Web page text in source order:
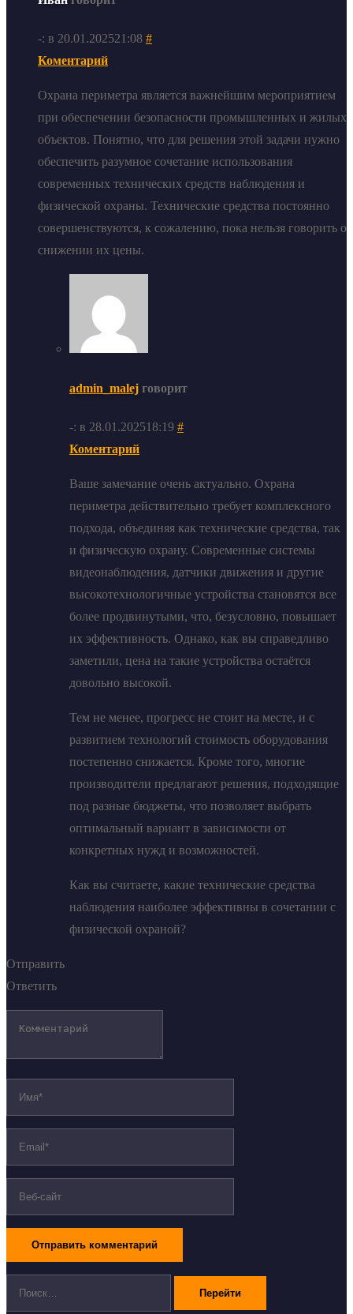
-: в 20.01.202521:08 #
Коментарий
Охрана периметра является важнейшим мероприятием
при обеспечении безопасности промышленных и жилых
объектов. Понятно, что для решения этой задачи нужно
обеспечить разумное сочетание использования
современных технических средств наблюдения и
физической охраны. Технические средства постоянно
совершенствуются, к сожалению, пока нельзя говорить о
снижении их цены.
admin_malej говорит
-: в 28.01.202518:19 #
Коментарий
Ваше замечание очень актуально. Охрана
периметра действительно требует комплексного
подхода, объединяя как технические средства, так
и физическую охрану. Современные системы
видеонаблюдения, датчики движения и другие
высокотехнологичные устройства становятся все
более продвинутыми, что, безусловно, повышает
их эффективность. Однако, как вы справедливо
заметили, цена на такие устройства остаётся
довольно высокой.
Тем не менее, прогресс не стоит на месте, и с
развитием технологий стоимость оборудования
постепенно снижается. Кроме того, многие
производители предлагают решения, подходящие
под разные бюджеты, что позволяет выбрать
оптимальный вариант в зависимости от
конкретных нужд и возможностей.
Как вы считаете, какие технические средства
наблюдения наиболее эффективны в сочетании с
физической охраной?
Отправить
Ответить